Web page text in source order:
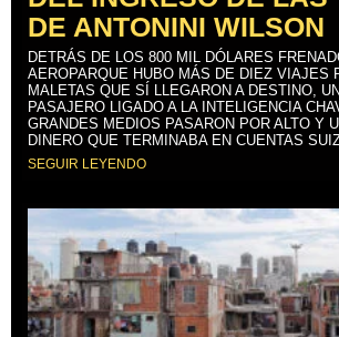
DE ANTONINI WILSON
DETRÁS DE LOS 800 MIL DÓLARES
AEROPARQUE HUBO MÁS DE DIEZ VIAJES
MALETAS QUE SÍ LLEGARON A DESTINO,
PASAJERO LIGADO A LA INTELIGENCIA
GRANDES MEDIOS PASARON POR ALTO Y
DINERO QUE TERMINABA EN CUENTAS
SEGUIR LEYENDO